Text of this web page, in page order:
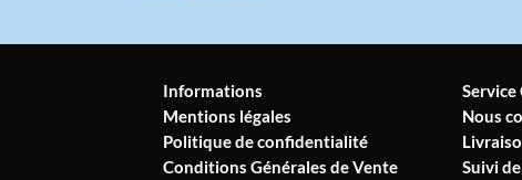
Informations
Mentions légales
Politique de confidentialité
Conditions Générales de Vente
Service
Nous
Suivi